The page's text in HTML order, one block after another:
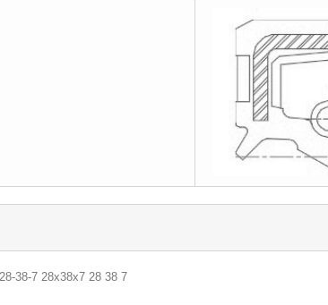
38-7 28х38х7 28 38 7